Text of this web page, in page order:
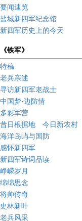
要闻速览
盐城新四军纪念馆
新四军历史上的今天
《铁军》
特稿
老兵亲述
寻访新四军老战士
中国梦·边防情
多彩军营
昔日根据地 今日新农村
海洋岛屿与国防
感怀新四军
新四军诗词品读
峥嵘岁月
绵绵思念
将帅传奇
史林新叶
老兵风采